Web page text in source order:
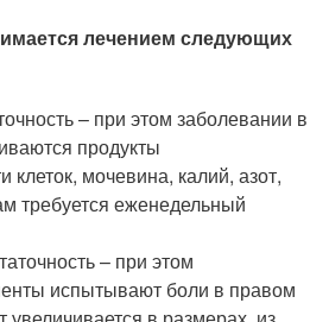
лечением следующих
– при этом заболевании в
продукты
клеток, мочевина, калий, азот,
требуется еженедельный
– при этом
испытывают боли в правом